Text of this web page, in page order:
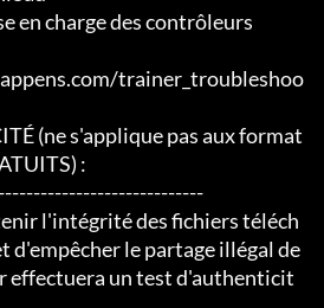
en charge des contrôleurs
trainer_troubleshoo
(ne s'applique pas aux format
:
l'intégrité des fichiers téléch
d'empêcher le partage illégal de
effectuera un test d'authenticit